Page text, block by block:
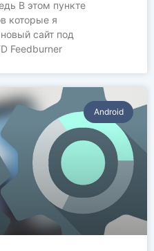
В этом пункте
которые я
сайт под
Feedburner
Аndroid